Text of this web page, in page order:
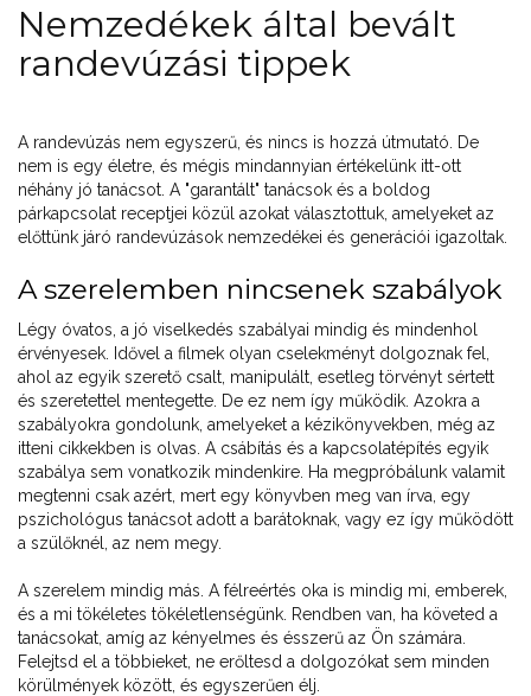
Nemzedékek által bevált
randevúzási tippek
A randevúzás nem egyszerű, és nincs is hozzá útmutató. De
nem is egy életre, és mégis mindannyian értékelünk itt-ott
néhány jó tanácsot. A "garantált" tanácsok és a boldog
párkapcsolat receptjei közül azokat választottuk, amelyeket az
előttünk járó randevúzások nemzedékei és generációi igazoltak.
A szerelemben nincsenek szabályok
Légy óvatos, a jó viselkedés szabályai mindig és mindenhol
érvényesek. Idővel a filmek olyan cselekményt dolgoznak fel,
ahol az egyik szerető csalt, manipulált, esetleg törvényt sértett
és szeretettel mentegette. De ez nem így működik. Azokra a
szabályokra gondolunk, amelyeket a kézikönyvekben, még az
itteni cikkekben is olvas. A csábítás és a kapcsolatépítés egyik
szabálya sem vonatkozik mindenkire. Ha megpróbálunk valamit
megtenni csak azért, mert egy könyvben meg van írva, egy
pszichológus tanácsot adott a barátoknak, vagy ez így működött
a szülőknél, az nem megy.
A szerelem mindig más. A félreértés oka is mindig mi, emberek,
és a mi tökéletes tökéletlenségünk. Rendben van, ha követed a
tanácsokat, amíg az kényelmes és ésszerű az Ön számára.
Felejtsd el a többieket, ne erőltesd a dolgozókat sem minden
körülmények között, és egyszerűen élj.